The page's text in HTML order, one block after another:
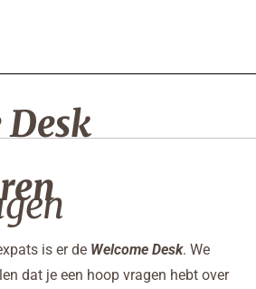
is er de Welcome Desk. We
dat je een hoop vragen hebt over